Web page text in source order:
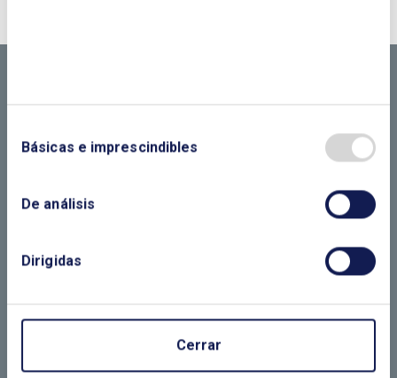
Básicas e imprescindibles
De análisis
Dirigidas
Cerrar
INFORMACIÓN
LLÁMANOS O RELLENA EL SIGUIENTE